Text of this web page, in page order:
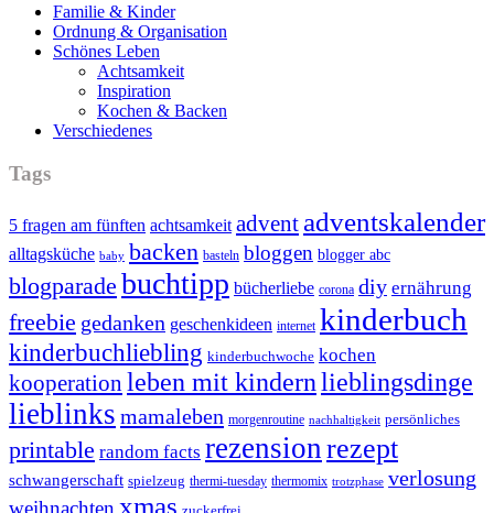
Familie & Kinder
Ordnung & Organisation
Schönes Leben
Achtsamkeit
Inspiration
Kochen & Backen
Verschiedenes
Tags
5 fragen am fünften achtsamkeit advent adventskalender
alltagsküche baby backen basteln bloggen blogger abc
blogparade buchtipp bücherliebe corona diy ernährung
freebie gedanken geschenkideen internet kinderbuch
kinderbuchliebling kinderbuchwoche kochen
kooperation leben mit kindernlieblingsdinge
lieblinks mamaleben morgenroutine nachhaltigkeit persönliches
printable random facts rezensionrezept
schwangerschaft spielzeug thermi-tuesday thermomix trotzphase verlosung
xmas